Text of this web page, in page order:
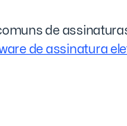
de
de assinatura